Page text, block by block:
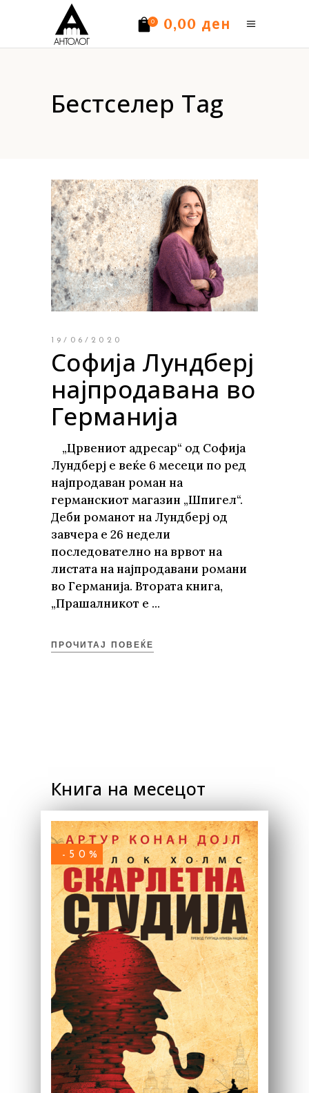
0 0,00 ден
Бестселер Tag
19/06/2020
Софија Лундберј
најпродавана во
Германија
„Црвениот адресар“ од Софија
Лундберј е веќе 6 месеци по ред
најпродаван роман на
германскиот магазин „Шпигел“.
Деби романот на Лундберј од
завчера е 26 недели
последователно на врвот на
листата на најпродавани романи
во Германија. Втората книга,
„Прашалникот е
ПРОЧИТАЈ ПОВЕЌЕ
Книга на месецот
-50%